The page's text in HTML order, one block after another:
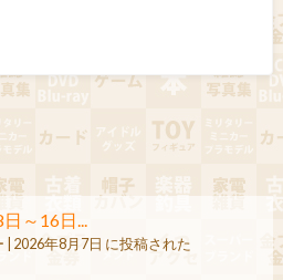
日～16日...
| 2026年8月7日 に投稿された